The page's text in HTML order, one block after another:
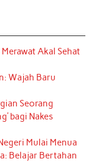
Akal Sehat
Wajah Baru
Seorang
bagi Nakes
Mulai Menua
Belajar Bertahan